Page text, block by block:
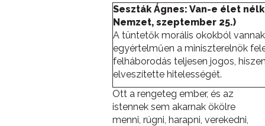
Seszták Ágnes: Van-e élet
Nemzet, szeptember 25.)
A tüntetők morális okokból
egyértelműen a miniszterelnök
felháborodás teljesen jogos,
elveszítette hitelességét.
Ott a rengeteg ember, és az
istennek sem akarnak ökölre
menni, rúgni, harapni, verekedni,